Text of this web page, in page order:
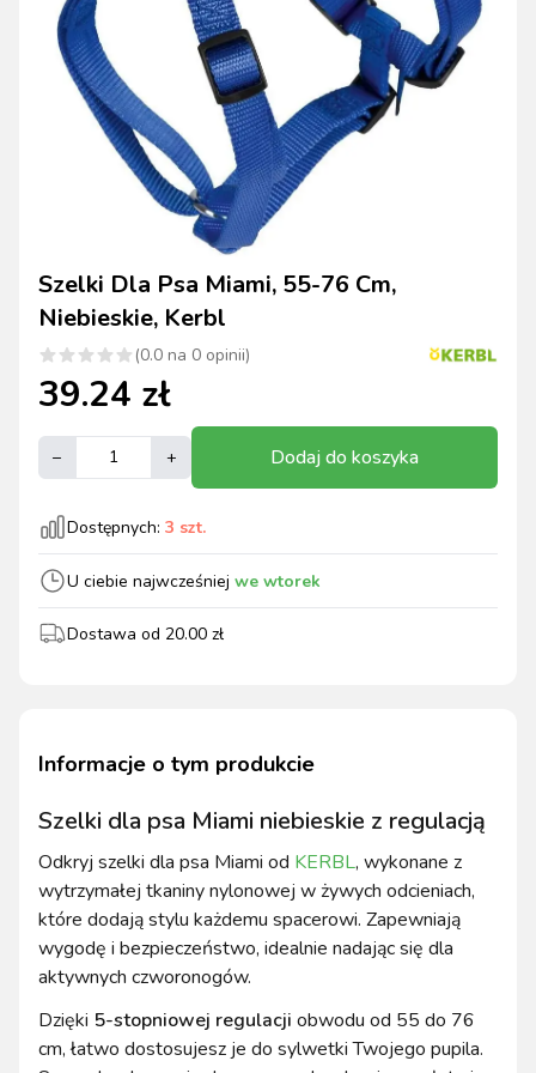
Szelki Dla Psa Miami, 55-76 Cm,
Niebieskie, Kerbl
(0.0 na 0 opinii)
39.24 zł
– + Dodaj do koszyka
Dostępnych: 3 szt.
U ciebie najwcześniej we wtorek
Dostawa od 20.00 zł
Informacje o tym produkcie
Szelki dla psa Miami niebieskie z regulacją
Odkryj szelki dla psa Miami od KERBL, wykonane z
wytrzymałej tkaniny nylonowej w żywych odcieniach,
które dodają stylu każdemu spacerowi. Zapewniają
wygodę i bezpieczeństwo, idealnie nadając się dla
aktywnych czworonogów.
Dzięki 5-stopniowej regulacji obwodu od 55 do 76
cm, łatwo dostosujesz je do sylwetki Twojego pupila.